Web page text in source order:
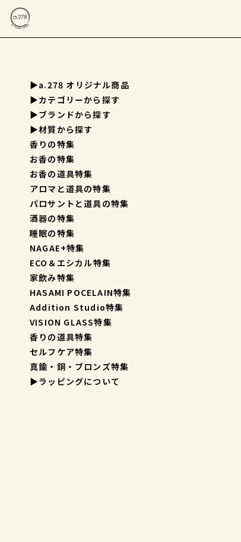
▶a.278 オリジナル商品
▶︎カテゴリーから探す
▶︎ブランドから探す
▶︎材質から探す
香りの特集
お香の特集
お香の道具特集
アロマと道具の特集
パロサントと道具の特集
酒器の特集
睡眠の特集
NAGAE+特集
ECO＆エシカル特集
家飲み特集
HASAMI POCELAIN特集
Addition Studio特集
VISION GLASS特集
香りの道具特集
セルフケア特集
真鍮・銅・ブロンズ特集
▶︎ラッピングについて